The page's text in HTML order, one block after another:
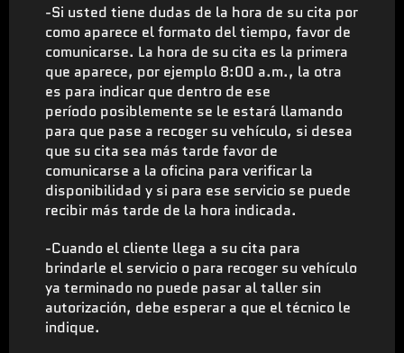
-Si usted tiene dudas de la hora de su cita por
como aparece el formato del tiempo, favor de
comunicarse. La hora de su cita es la primera
que aparece, por ejemplo 8:00 a.m., la otra
es para indicar que dentro de ese
período posiblemente se le estará llamando
para que pase a recoger su vehículo, si desea
que su cita sea más tarde favor de
comunicarse a la oficina para verificar la
disponibilidad y si para ese servicio se puede
recibir más tarde de la hora indicada.
-Cuando el cliente llega a su cita para
brindarle el servicio o para recoger su vehículo
ya terminado no puede pasar al taller sin
autorización, debe esperar a que el técnico le
indique.